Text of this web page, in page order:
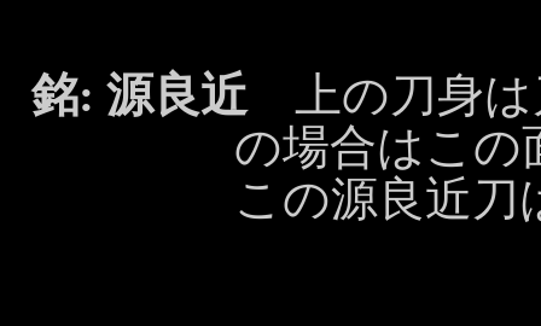
銘: 源良近 上の刀身は
の場合はこの
この源良近刀